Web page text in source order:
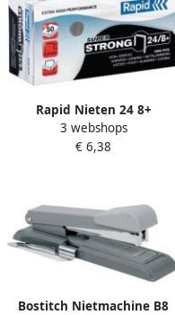
Rapid Nieten 24 8+
gegalvaniseerd super
strong 5000 stuks
3 webshops
€ 6,38
Bostitch Nietmachine B8